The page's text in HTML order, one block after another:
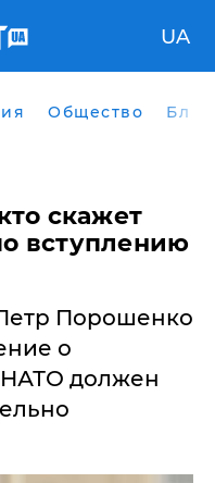
UA
Общество
скажет
вступлению
Порошенко
о
НАТО должен